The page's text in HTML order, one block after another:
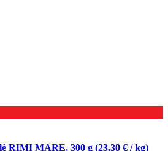
RIMI MARE, 300 g (23.30 € / kg)